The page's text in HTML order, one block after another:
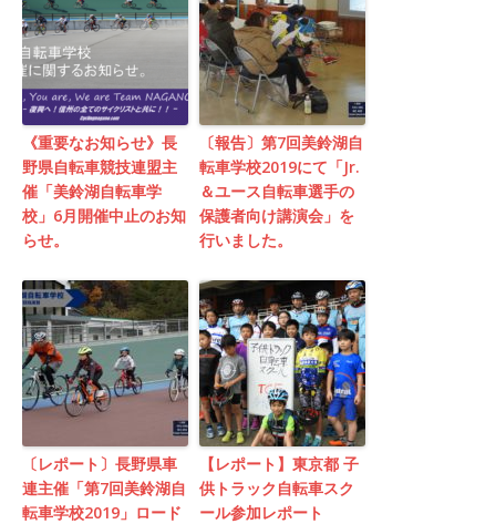
《重要なお知らせ》長
野県自転車競技連盟主
催「美鈴湖自転車学
校」6月開催中止のお知
らせ。
〔報告〕第7回美鈴湖自
転車学校2019にて「Jr.
＆ユース自転車選手の
保護者向け講演会」を
行いました。
〔レポート〕長野県車
連主催「第7回美鈴湖自
転車学校2019」ロード
【レポート】東京都 子
供トラック自転車スク
ール参加レポート